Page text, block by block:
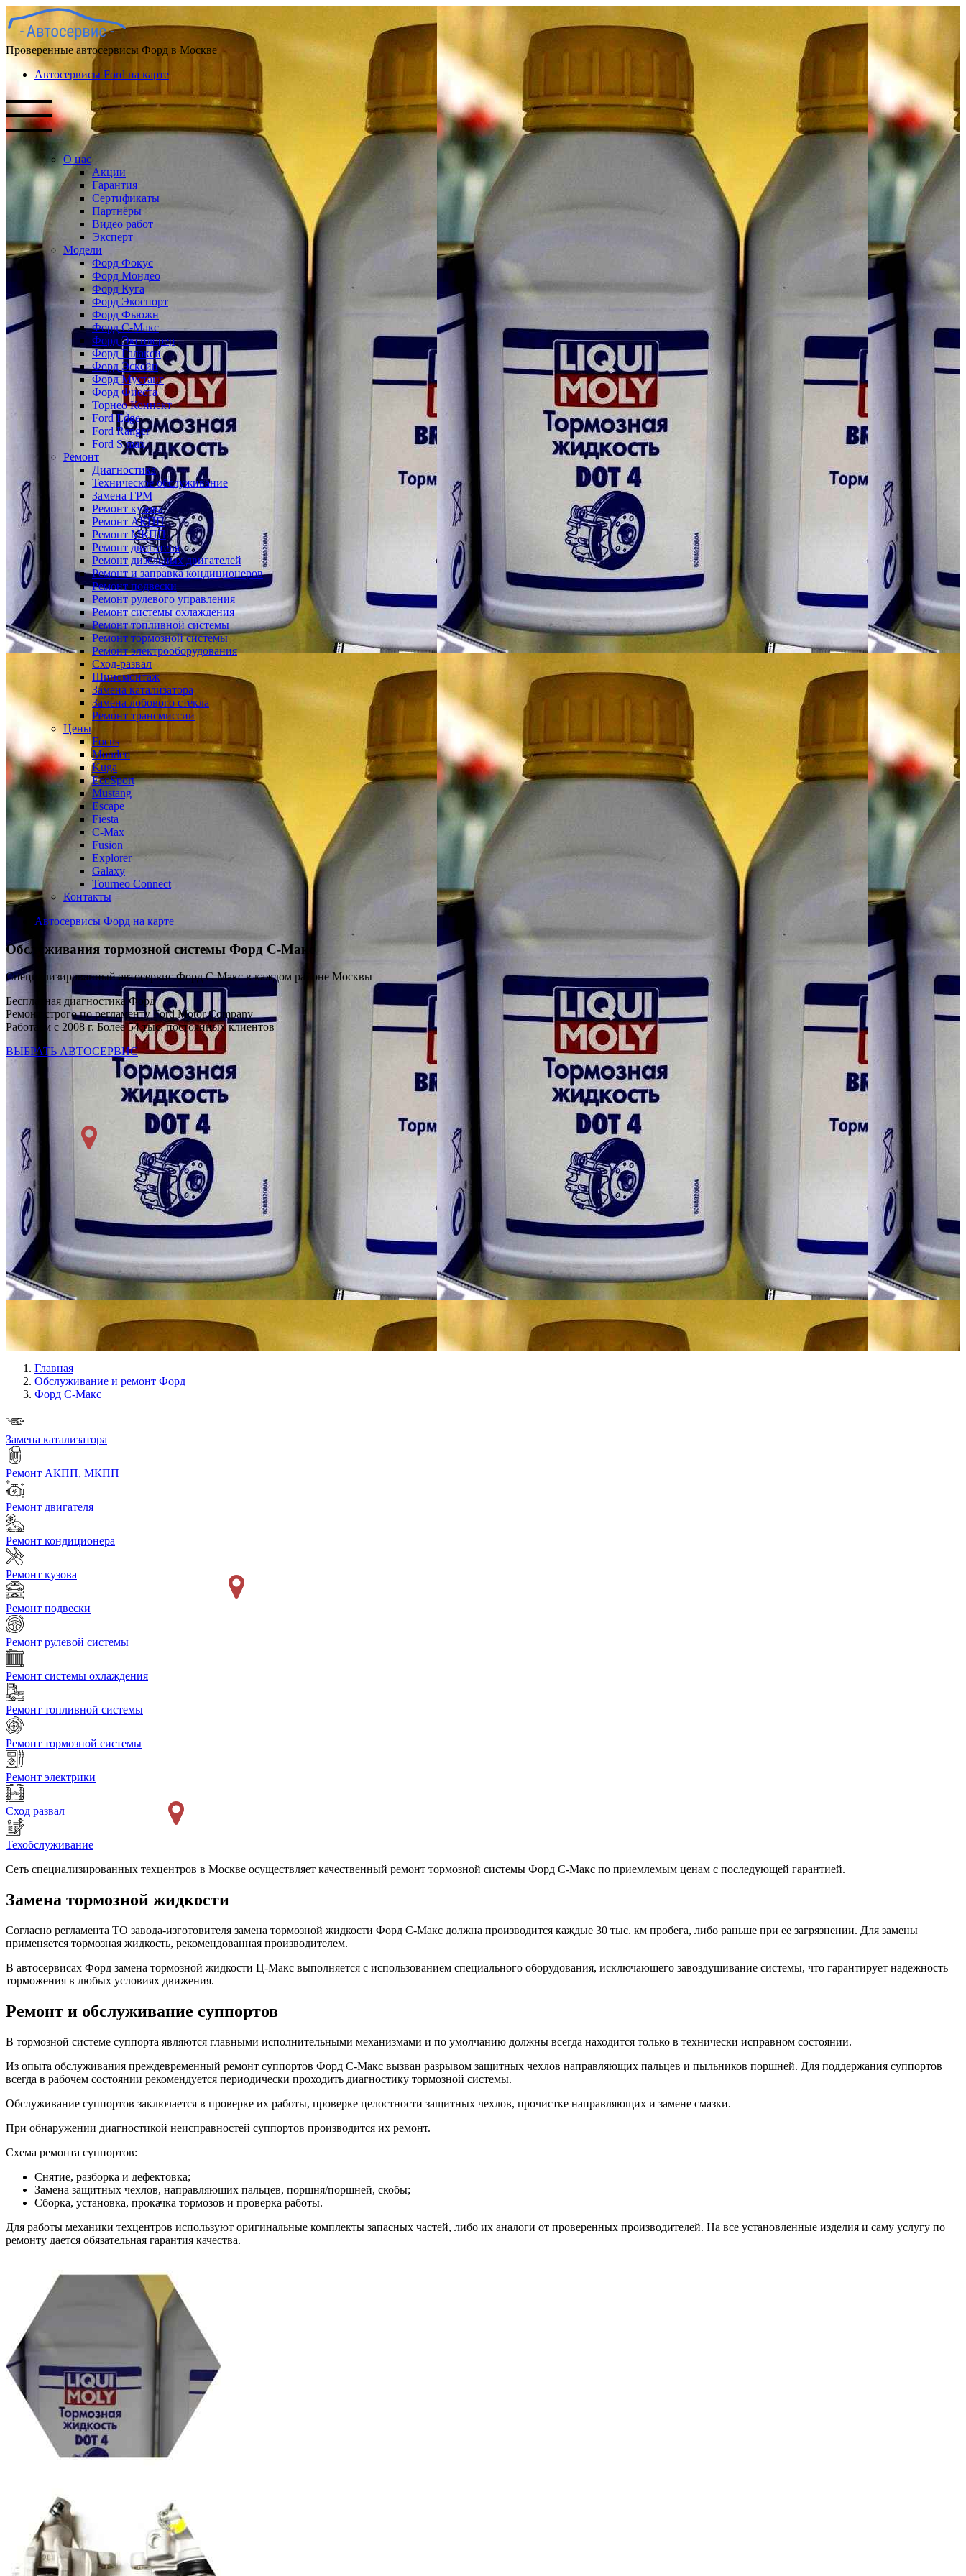
Проверенные автосервисы Форд в Москве
Автосервисы Ford на карте
О нас
Акции
Гарантия
Сертификаты
Партнёры
Видео работ
Эксперт
Модели
Форд Фокус
Форд Мондео
Форд Куга
Форд Экоспорт
Форд Фьюжн
Форд С-Макс
Форд Эксплорер
Форд Галакси
Форд Эскейп
Форд Мустанг
Форд Фиеста
Торнео Коннект
Ford Edge
Ford Ranger
Ford S max
Ремонт
Диагностика
Техническое обслуживание
Замена ГРМ
Ремонт кузова
Ремонт АКПП
Ремонт МКПП
Ремонт двигателя
Ремонт дизельных двигателей
Ремонт и заправка кондиционеров
Ремонт подвески
Ремонт рулевого управления
Ремонт системы охлаждения
Ремонт топливной системы
Ремонт тормозной системы
Ремонт электрооборудования
Сход-развал
Шиномонтаж
Замена катализатора
Замена лобового стекла
Ремонт трансмиссии
Цены
Focus
Mondeo
Kuga
EcoSport
Mustang
Escape
Fiesta
C-Max
Fusion
Explorer
Galaxy
Tourneo Connect
Контакты
Автосервисы Форд на карте
Обслуживания тормозной системы Форд С-Макс
Специализированный автосервис Форд С-Макс в каждом районе Москвы
Бесплатная диагностика Форд
Ремонт строго по регламенту Ford Motor Company
Работаем с 2008 г. Более 54 тыс. постоянных клиентов
ВЫБРАТЬ АВТОСЕРВИС
Главная
Обслуживание и ремонт Форд
Форд С-Макс
Замена катализатора
Ремонт АКПП, МКПП
Ремонт двигателя
Ремонт кондиционера
Ремонт кузова
Ремонт подвески
Ремонт рулевой системы
Ремонт системы охлаждения
Ремонт топливной системы
Ремонт тормозной системы
Ремонт электрики
Сход развал
Техобслуживание
Сеть специализированных техцентров в Москве осуществляет качественный ремонт тормозной системы Форд С-Макс по приемлемым ценам с последующей гарантией.
Замена тормозной жидкости
Согласно регламента ТО завода-изготовителя замена тормозной жидкости Форд С-Макс должна производится каждые 30 тыс. км пробега, либо раньше при ее загрязнении. Для замены
применяется тормозная жидкость, рекомендованная производителем.
В автосервисах Форд замена тормозной жидкости Ц-Макс выполняется с использованием специального оборудования, исключающего завоздушивание системы, что гарантирует надежность
торможения в любых условиях движения.
Ремонт и обслуживание суппортов
В тормозной системе суппорта являются главными исполнительными механизмами и по умолчанию должны всегда находится только в технически исправном состоянии.
Из опыта обслуживания преждевременный ремонт суппортов Форд С-Макс вызван разрывом защитных чехлов направляющих пальцев и пыльников поршней. Для поддержания суппортов
всегда в рабочем состоянии рекомендуется периодически проходить диагностику тормозной системы.
Обслуживание суппортов заключается в проверке их работы, проверке целостности защитных чехлов, прочистке направляющих и замене смазки.
При обнаружении диагностикой неисправностей суппортов производится их ремонт.
Схема ремонта суппортов:
Снятие, разборка и дефектовка;
Замена защитных чехлов, направляющих пальцев, поршня/поршней, скобы;
Сборка, установка, прокачка тормозов и проверка работы.
Для работы механики техцентров используют оригинальные комплекты запасных частей, либо их аналоги от проверенных производителей. На все установленные изделия и саму услугу по
ремонту дается обязательная гарантия качества.